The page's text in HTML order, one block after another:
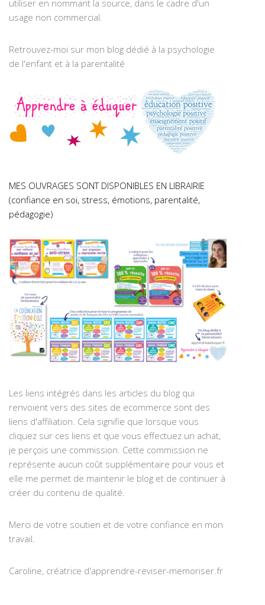
utiliser en nommant la source, dans le cadre d'un
usage non commercial.
Retrouvez-moi sur mon blog dédié à la psychologie
de l'enfant et à la parentalité
MES OUVRAGES SONT DISPONIBLES EN LIBRAIRIE
(confiance en soi, stress, émotions, parentalité,
pédagogie)
Les liens intégrés dans les articles du blog qui
renvoient vers des sites de ecommerce sont des
liens d'affiliation. Cela signifie que lorsque vous
cliquez sur ces liens et que vous effectuez un achat,
je perçois une commission. Cette commission ne
représente aucun coût supplémentaire pour vous et
elle me permet de maintenir le blog et de continuer à
créer du contenu de qualité.
Merci de votre soutien et de votre confiance en mon
travail.
Caroline, créatrice d'apprendre-reviser-memoriser.fr